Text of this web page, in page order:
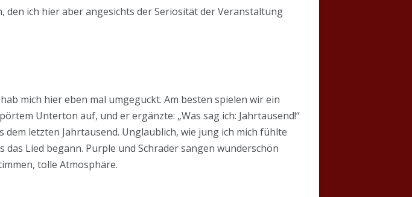
ich hier aber angesichts der Seriosität der Veranstaltung
mich hier eben mal umgeguckt. Am besten spielen wir ein
Unterton auf, und er ergänzte: „Was sag ich: Jahrtausend!“
dem letzten Jahrtausend. Unglaublich, wie jung ich mich fühlte
Lied begann. Purple und Schrader sangen wunderschön
tolle Atmosphäre.